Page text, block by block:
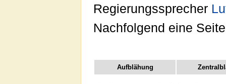
Regierungssprecher
Nachfolgend eine
Aufblähung